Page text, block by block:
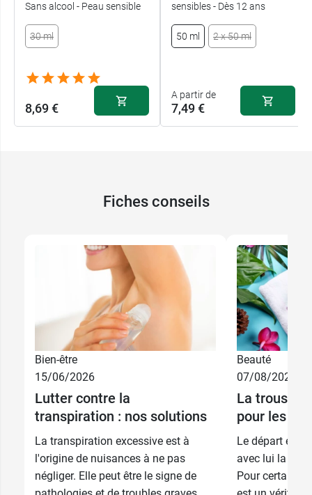
Sans alcool - Peau sensible
30 ml
8,69 €
sensibles - Dès 12 ans
50 ml 2 x 50 ml
A partir de
7,49 €
7,49 €
2 x 50 ml 14,99 €
Fiches conseils
Bien-être
15/06/2026
Lutter contre la
transpiration : nos solutions
La transpiration excessive est à
l'origine de nuisances à ne pas
négliger. Elle peut être le signe de
Beauté
07/08/2026
La trousse
pour les
Le départ en
avec lui la
Pour certains,